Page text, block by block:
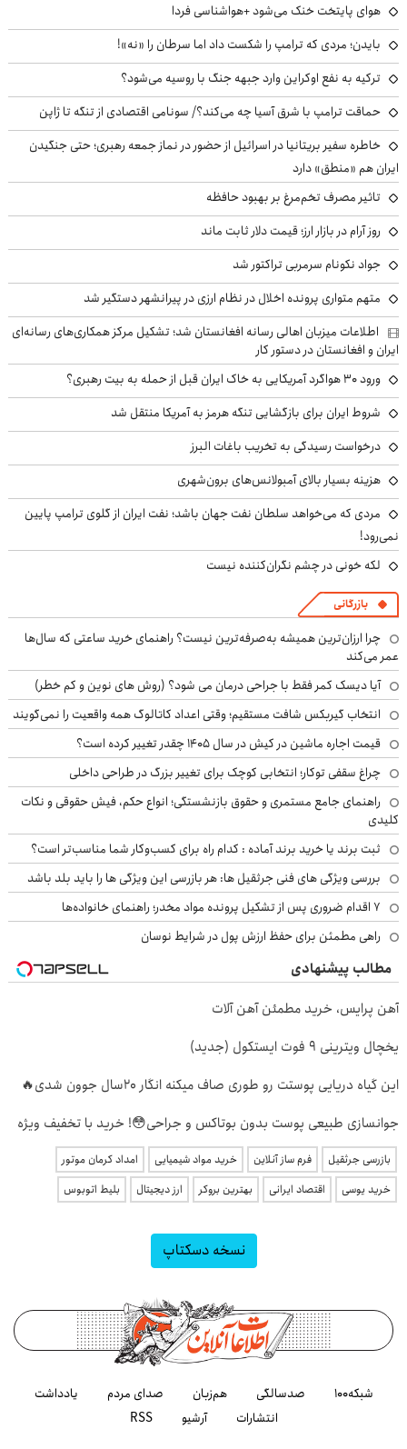
هوای پایتخت خنک می‌شود +هواشناسی فردا
بایدن؛ مردی که ترامپ را شکست داد اما سرطان را «نه»!
ترکیه به نفع اوکراین وارد جبهه جنگ با روسیه می‌شود؟
حماقت ترامپ با شرق آسیا چه می‌کند؟/ سونامی اقتصادی از تنگه تا ژاپن
خاطره سفیر بریتانیا در اسرائیل از حضور در نماز جمعه رهبری؛ حتی جنگیدن
ایران هم «منطق» دارد
تاثیر مصرف تخم‌مرغ بر بهبود حافظه
روز آرام در بازار ارز؛ قیمت دلار ثابت ماند
جواد نکونام سرمربی تراکتور شد
متهم متواری پرونده اخلال در نظام ارزی در پیرانشهر دستگیر شد
اطلاعات میزبان اهالی رسانه افغانستان شد؛ تشکیل مرکز همکاری‌های رسانه‌ای
ایران و افغانستان در دستور کار
ورود ۳۰ هواگرد آمریکایی به خاک ایران قبل از حمله به بیت رهبری؟
شروط ایران برای بازگشایی تنگه هرمز به آمریکا منتقل شد
درخواست رسیدگی به تخریب باغات البرز
هزینه بسیار بالای آمبولانس‌های برون‌شهری
مردی که می‌خواهد سلطان نفت جهان باشد؛ نفت ایران از گلوی ترامپ پایین
نمی‌رود!
لکه خونی در چشم نگران‌کننده نیست
بازرگانی
چرا ارزان‌ترین همیشه به‌صرفه‌ترین نیست؟ راهنمای خرید ساعتی که سال‌ها
عمر می‌کند
آیا دیسک کمر فقط با جراحی درمان می شود؟ (روش های نوین و کم خطر)
انتخاب گیربکس شافت مستقیم؛ وقتی اعداد کاتالوگ همه واقعیت را نمی‌گویند
قیمت اجاره ماشین در کیش در سال ۱۴۰۵ چقدر تغییر کرده است؟
چراغ سقفی توکار؛ انتخابی کوچک برای تغییر بزرگ در طراحی داخلی
راهنمای جامع مستمری و حقوق بازنشستگی؛ انواع حکم، فیش حقوقی و نکات
کلیدی
ثبت برند یا خرید برند آماده : کدام راه برای کسب‌وکار شما مناسب‌تر است؟
بررسی ویژگی های فنی جرثقیل ها: هر بازرسی این ویژگی ها را باید بلد باشد
۷ اقدام ضروری پس از تشکیل پرونده مواد مخدر؛ راهنمای خانواده‌ها
راهی مطمئن برای حفظ ارزش پول در شرایط نوسان
مطالب پیشنهادی
آهن پرایس، خرید مطمئن آهن آلات
یخچال ویترینی 9 فوت ایستکول (جدید)
این گیاه دریایی پوستت رو طوری صاف میکنه انگار 20سال جوون شدی🔥
جوانسازی طبیعی پوست بدون بوتاکس و جراحی😳! خرید با تخفیف ویژه
بازرسی جرثقیل فرم ساز آنلاین خرید مواد شیمیایی
امداد کرمان موتور
خرید یوسی
اقتصاد ایرانی بهترین بروکر ارز دیجیتال بلیط اتوبوس
نسخه دسکتاپ
شبکه۱۰۰ صدسالگی هم‌زبان صدای مردم
یادداشت
انتشارات
آرشیو RSS